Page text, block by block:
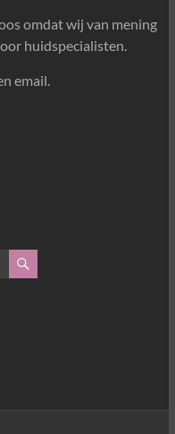
omdat wij van mening
huidspecialisten.
email.